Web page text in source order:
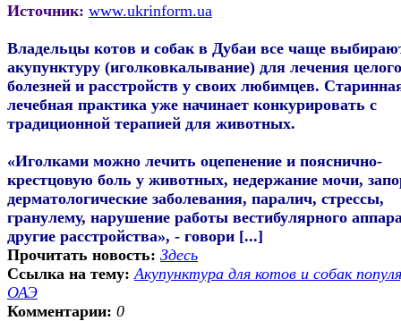
Источник: www.ukrinform.ua
Владельцы котов и собак в Дубаи все чаще
акупунктуру (иголковкалывание) для лечения
болезней и расстройств у своих любимцев.
лечебная практика уже начинает конкурировать с
традиционной терапией для животных.
«Иголками можно лечить оцепенение и пояснично-
крестцовую боль у животных, недержание мочи,
дерматологические заболевания, паралич, стрессы,
гранулему, нарушение работы вестибулярного
другие расстройства», - говори [...]
Прочитать новость: Здесь
Ссылка на тему: Акупунктура для котов и собак
ОАЭ
Комментарии: 0